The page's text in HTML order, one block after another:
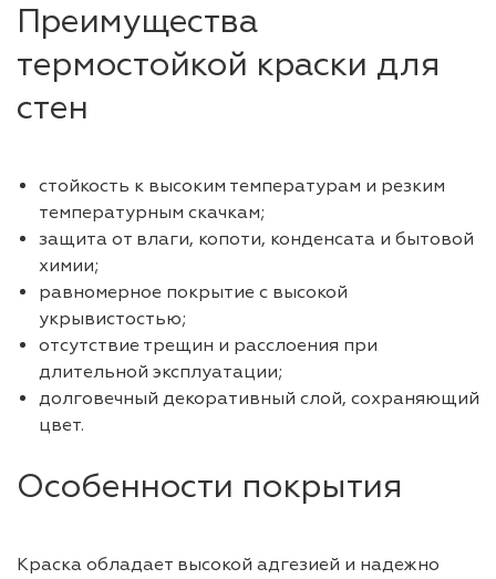
Преимущества
термостойкой краски для
стен
стойкость к высоким температурам и резким
температурным скачкам;
защита от влаги, копоти, конденсата и бытовой
химии;
равномерное покрытие с высокой
укрывистостью;
отсутствие трещин и расслоения при
длительной эксплуатации;
долговечный декоративный слой, сохраняющий
цвет.
Особенности покрытия
Краска обладает высокой адгезией и надежно